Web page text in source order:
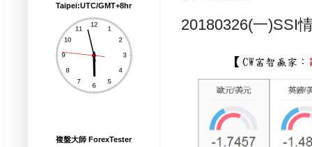
20180326(一)SSI
Taipei:UTC/GMT+8hr
複盤大師 ForexTester